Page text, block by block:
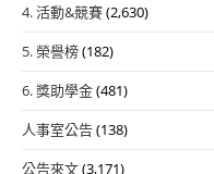
4. 活動&競賽(2,630)
5. 榮譽榜(182)
6. 獎助學金(481)
人事室公告(138)
公告來文(3,171)